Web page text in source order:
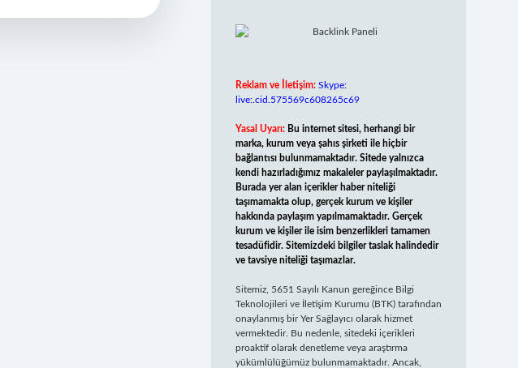
Reklam ve İletişim: Skype:
live:.cid.575569c608265c69
Yasal Uyarı: Bu internet sitesi, herhangi bir
marka, kurum veya şahıs şirketi ile hiçbir
bağlantısı bulunmamaktadır. Sitede yalnızca
kendi hazırladığımız makaleler paylaşılmaktadır.
Burada yer alan içerikler haber niteliği
taşımamakta olup, gerçek kurum ve kişiler
hakkında paylaşım yapılmamaktadır. Gerçek
kurum ve kişiler ile isim benzerlikleri tamamen
tesadüfidir. Sitemizdeki bilgiler taslak halindedir
ve tavsiye niteliği taşımazlar.
Sitemiz, 5651 Sayılı Kanun gereğince Bilgi
Teknolojileri ve İletişim Kurumu (BTK) tarafından
onaylanmış bir Yer Sağlayıcı olarak hizmet
vermektedir. Bu nedenle, sitedeki içerikleri
proaktif olarak denetleme veya araştırma
yükümlülüğümüz bulunmamaktadır. Ancak,